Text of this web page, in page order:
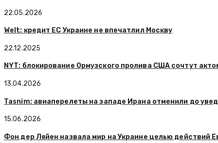
22.05.2026
Welt: кредит ЕС Украине не впечатлил Москву
22.12.2025
NYT: блокирование Ормузского пролива США сочтут
13.04.2026
Tasnim: авиаперелеты на западе Ирана отменили до
15.06.2026
Фон дер Ляйен назвала мир на Украине целью действий